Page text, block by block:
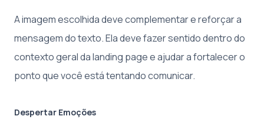
A imagem escolhida deve complementar e reforçar a
mensagem do texto. Ela deve fazer sentido dentro do
contexto geral da landing page e ajudar a fortalecer o
ponto que você está tentando comunicar.
Despertar Emoções